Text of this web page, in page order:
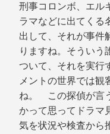
刑事コロンボ、エル
ラマなどに出てくる
出して、それが事件
りますね。そういう
ついて、それを実
メントの世界では観
ね。 この探偵が言
かって思ってドラ
気を状況や検査から